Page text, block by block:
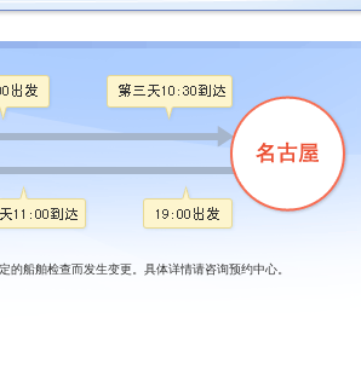
的船舶检查而发生变更。具体详情请咨询预约中心。